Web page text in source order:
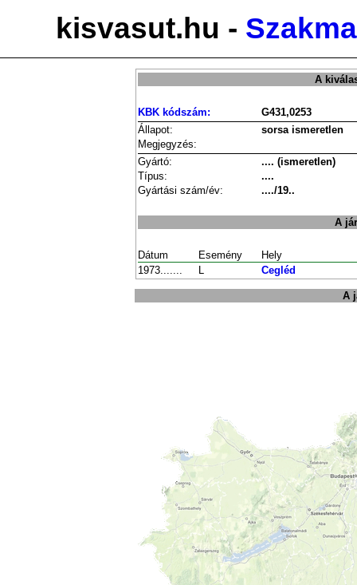
kisvasut.hu -
A
KBK kódszám:
G431,0253
Állapot:
sorsa ismeretlen
Megjegyzés:
Gyártó:
.... (ismeretlen)
Típus:
....
Gyártási szám/év:
..../19..
A
Dátum Esemény
Hely
1973.......
L Cegléd
A